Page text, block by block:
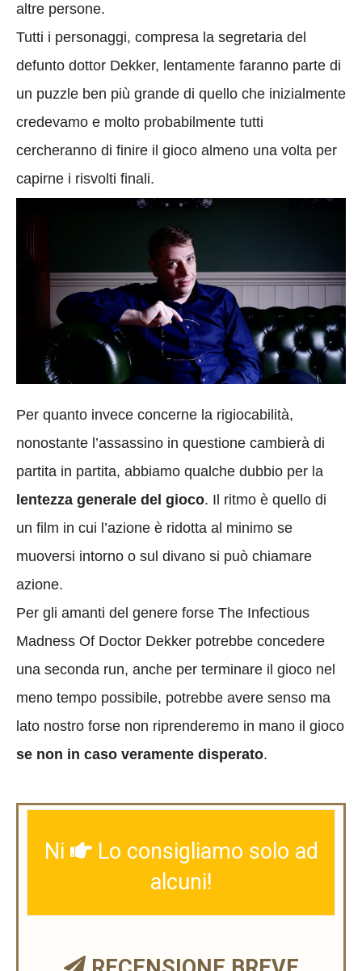
altre persone.
Tutti i personaggi, compresa la segretaria del
defunto dottor Dekker, lentamente faranno parte di
un puzzle ben più grande di quello che inizialmente
credevamo e molto probabilmente tutti
cercheranno di finire il gioco almeno una volta per
capirne i risvolti finali.
Per quanto invece concerne la rigiocabilità,
nonostante l’assassino in questione cambierà di
partita in partita, abbiamo qualche dubbio per la
lentezza generale del gioco. Il ritmo è quello di
un film in cui l’azione è ridotta al minimo se
muoversi intorno o sul divano si può chiamare
azione.
Per gli amanti del genere forse The Infectious
Madness Of Doctor Dekker potrebbe concedere
una seconda run, anche per terminare il gioco nel
meno tempo possibile, potrebbe avere senso ma
lato nostro forse non riprenderemo in mano il gioco
se non in caso veramente disperato.
Ni
Lo consigliamo solo ad
alcuni!